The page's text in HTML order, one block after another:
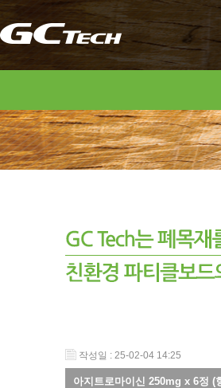
작성일 : 25-02-04 14:25
아지트로마이신 250mg x 6정 (